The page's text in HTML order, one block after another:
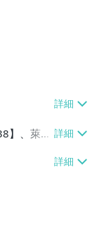
】、萊爾
/貨運